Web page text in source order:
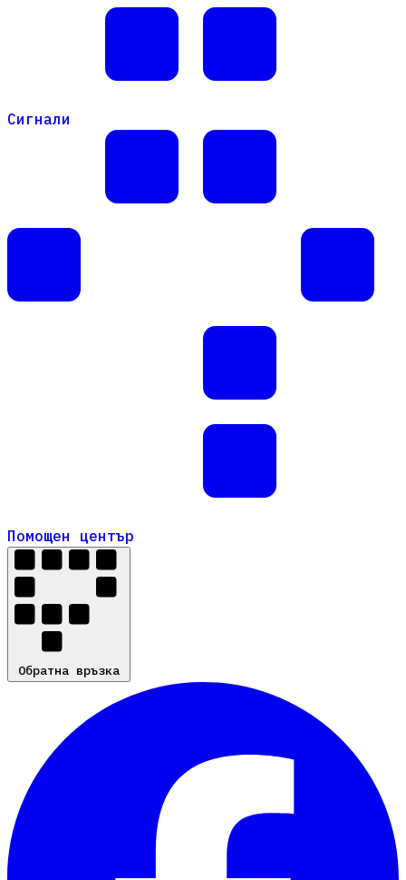
Сигнали
Помощен център
Помощен център
Обратна връзка
Обратна връзка